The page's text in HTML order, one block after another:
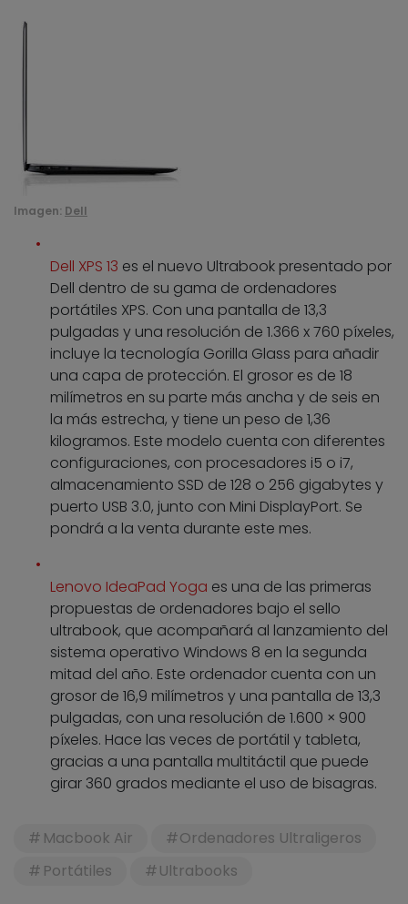
Imagen: Dell
Dell XPS 13 es el nuevo Ultrabook presentado por
Dell dentro de su gama de ordenadores
portátiles XPS. Con una pantalla de 13,3
pulgadas y una resolución de 1.366 x 760 píxeles,
incluye la tecnología Gorilla Glass para añadir
una capa de protección. El grosor es de 18
milímetros en su parte más ancha y de seis en
la más estrecha, y tiene un peso de 1,36
kilogramos. Este modelo cuenta con diferentes
configuraciones, con procesadores i5 o i7,
almacenamiento SSD de 128 o 256 gigabytes y
puerto USB 3.0, junto con Mini DisplayPort. Se
pondrá a la venta durante este mes.
Lenovo IdeaPad Yoga es una de las primeras
propuestas de ordenadores bajo el sello
ultrabook, que acompañará al lanzamiento del
sistema operativo Windows 8 en la segunda
mitad del año. Este ordenador cuenta con un
grosor de 16,9 milímetros y una pantalla de 13,3
pulgadas, con una resolución de 1.600 × 900
píxeles. Hace las veces de portátil y tableta,
gracias a una pantalla multitáctil que puede
girar 360 grados mediante el uso de bisagras.
Macbook Air
Ordenadores Ultraligeros
Portátiles
Ultrabooks